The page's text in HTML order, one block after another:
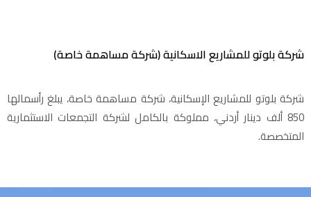
شركة بلوتو للمشاريع الاسكانية (شركة مساهمة خاصة)
شركة بلوتو للمشاريع الإسكانية، شركة مساهمة خاصة، يبلغ رأسمالها
850 ألف دينار أردني، مملوكة بالكامل لشركة التجمعات الاستثمارية
المتخصصة.